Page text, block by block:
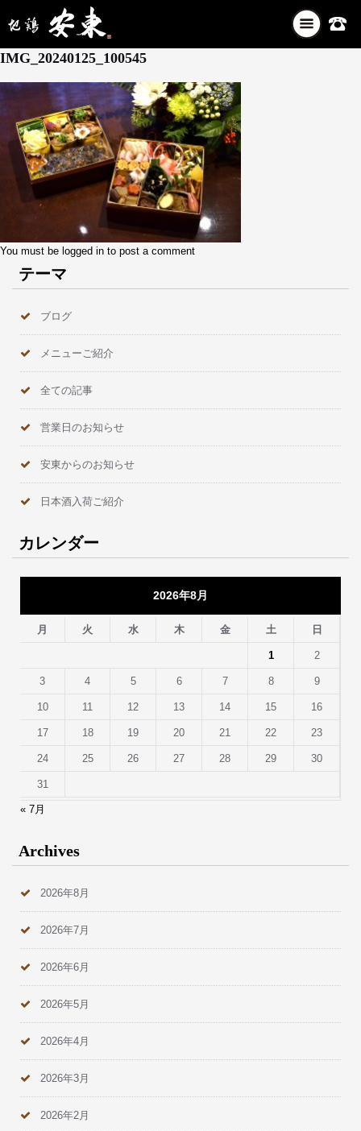
ナ
ビ
1月 25, 2024
IMG_20240125_100545
You must be logged in to post a comment
テーマ
ブログ
メニューご紹介
全ての記事
営業日のお知らせ
安東からのお知らせ
日本酒入荷ご紹介
カレンダー
2026年8月
月 火 水 木 金 土 日
1 2
3 4 5 6 7 8 9
10 11 12 13 14 15 16
17 18 19 20 21 22 23
24 25 26 27 28 29 30
31
« 7月
Archives
2026年8月
2026年7月
2026年6月
2026年5月
2026年4月
2026年3月
2026年2月